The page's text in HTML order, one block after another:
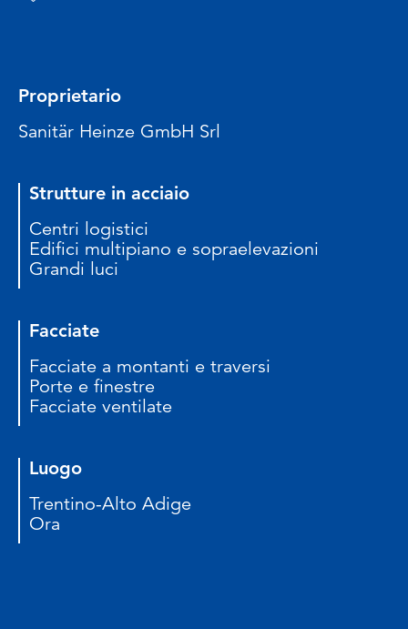
Proprietario
Sanitär Heinze GmbH Srl
Strutture in acciaio
Centri logistici
Edifici multipiano e sopraelevazioni
Grandi luci
Facciate
Facciate a montanti e traversi
Porte e finestre
Facciate ventilate
Luogo
Trentino-Alto Adige
Ora